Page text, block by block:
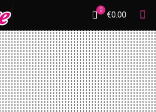
0
€0.00